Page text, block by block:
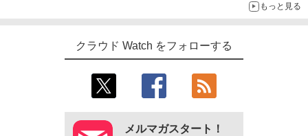
もっと見る
クラウド Watch をフォローする
メルマガスタート！